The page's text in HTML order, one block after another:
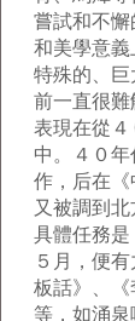
嘗試和不
和美學意義
特殊的、巨
前一直很難
表現在從
中。４０
作，后在《
又被調到
具體任務是
５月，便
板話》、《
等，如涌